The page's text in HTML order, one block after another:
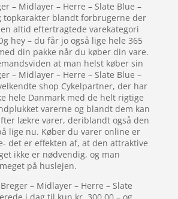
– Midlayer – Herre – Slate Blue –
topkarakter blandt forbrugerne der
altid eftertragtede varekategori
hey – du får jo også lige hele 365
din pakke når du køber din vare.
at man helst køber sin
– Midlayer – Herre – Slate Blue –
shop Cykelpartner, der har
hele Danmark med de helt rigtige
varerne og blandt dem kan
lækre varer, deriblandt også den
lige nu. Køber du varer online er
det er effekten af, at den attraktive
ikke er nødvendig, og man
på huslejen.
– Midlayer – Herre – Slate